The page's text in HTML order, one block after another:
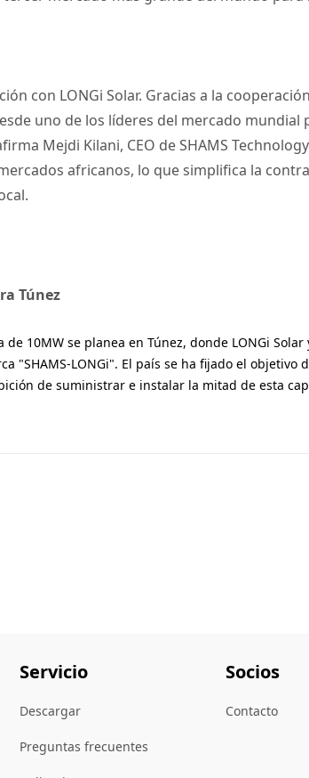
con LONGi Solar. Gracias a la
uno de los líderes del mercado mundial
Mejdi Kilani, CEO de SHAMS
africanos, lo que simplifica la
Túnez
10MW se planea en Túnez, donde LONGi
"SHAMS-LONGi". El país se ha fijado el
de suministrar e instalar la mitad de esta
Servicio
Descargar
Preguntas frecuentes
Socios
Contacto